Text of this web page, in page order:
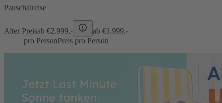
Pauschalreise
Alter Preisab €2.999,- ab €1.999,-
pro PersonPreis pro Person